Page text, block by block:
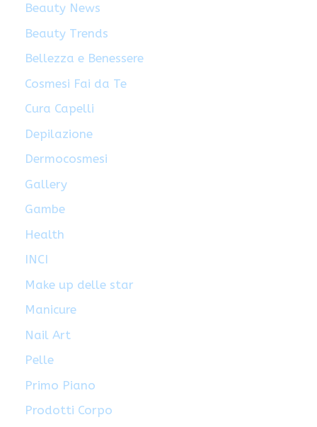
Beauty News
Beauty Trends
Bellezza e Benessere
Cosmesi Fai da Te
Cura Capelli
Depilazione
Dermocosmesi
Gallery
Gambe
Health
INCI
Make up delle star
Manicure
Nail Art
Pelle
Primo Piano
Prodotti Corpo